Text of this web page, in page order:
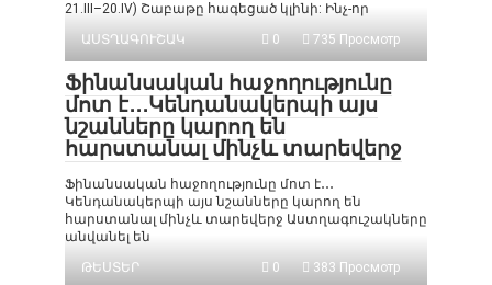
21.III–20.IV) Շաբաթը հագեցած կլինի: Ինչ-որ
ԱՍՏՂԱԳՈՒՇԱԿ
0 735 Просмотр
Ֆինանսական հաջողությունը
մոտ է․․․Կենդանակերպի այս
նշանները կարող են
հարստանալ մինչև տարեվերջ
Ֆինանսական հաջողությունը մոտ է․․․
Կենդանակերպի այս նշանները կարող են
հարստանալ մինչև տարեվերջ Աստղագուշակները
անվանել են
ԹԵՍՏԵՐ
0 383 Просмотр